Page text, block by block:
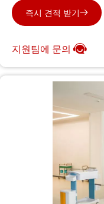
즉시 견적 받기
지원팀에 문의